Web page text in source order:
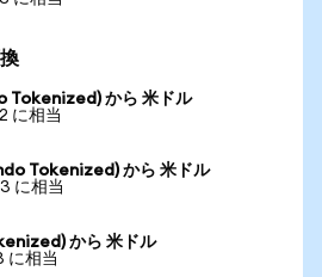
Tokenized) から 米ドル
に相当
Tokenized) から 米ドル
に相当
から 米ドル
に相当